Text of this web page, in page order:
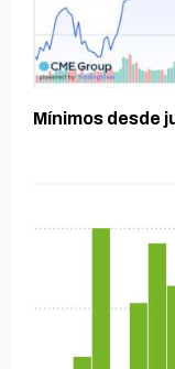
Mínimos desde